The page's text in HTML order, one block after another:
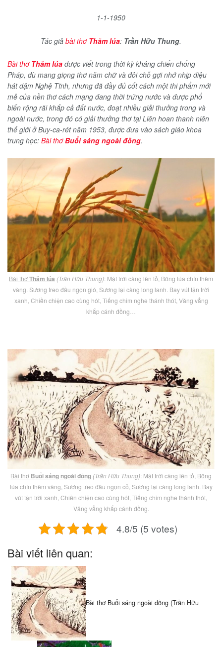
1-1-1950
Tác giả bài thơ Thăm lúa: Trần Hữu Thung.
Bài thơ Thăm lúa được viết trong thời kỳ kháng chiến chống
Pháp, dù mang giọng thơ năm chữ và đôi chỗ gợi nhớ nhịp điệu
hát dặm Nghệ Tĩnh, nhưng đã đầy đủ cốt cách một thi phẩm mới
mẻ của nền thơ cách mạng đang thời trứng nước và được phổ
biến rộng rãi khắp cả đất nước, đoạt nhiều giải thưởng trong và
ngoài nước, trong đó có giải thưởng thơ tại Liên hoan thanh niên
thế giới ở Buy-ca-rét năm 1953, được đưa vào sách giáo khoa
trung học: Bài thơBuổi sáng ngoài đồng.
Bài thơThăm lúa (Trần Hữu Thung): Mặt trời càng lên tỏ, Bông lúa chín thêm
vàng. Sương treo đầu ngọn gió, Sương lại càng long lanh. Bay vút tận trời
xanh, Chiền chiện cao cùng hót, Tiếng chim nghe thánh thót, Văng vẳng
khắp cánh đồng…
Bài thơ Buổi sáng ngoài đồng (Trần Hữu Thung): Mặt trời càng lên tỏ, Bông
lúa chín thêm vàng, Sương treo đầu ngọn cỏ, Sương lại càng long lanh. Bay
vút tận trời xanh, Chiền chiện cao cùng hót, Tiếng chim nghe thánh thót,
Văng vẳng khắp cánh đồng.
4.8/5 (5 votes)
Bài viết liên quan:
Bài thơ Buổi sáng ngoài đồng (Trần Hữu